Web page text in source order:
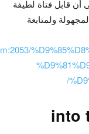
أن قابل فتاة لطيفة
ولمتابعة